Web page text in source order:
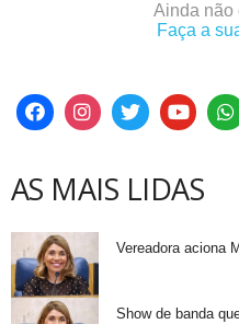
Ainda não
Faça a
AS MAIS LIDAS
Vereadora aciona
Show de banda